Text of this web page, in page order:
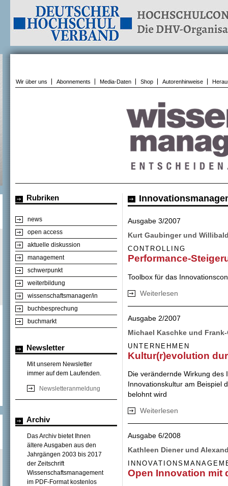
Wir über uns Abonnements Media-Daten Shop Autorenhinweise
Rubriken
news
open access
aktuelle diskussion
management
schwerpunkt
weiterbildung
wissenschaftsmanager/in
buchbesprechung
buchmarkt
Newsletter
Mit unserem Newsletter
immer auf dem Laufenden.
Newsletteranmeldung
Archiv
Das Archiv bietet Ihnen
ältere Ausgaben aus den
Jahrgängen 2003 bis 2017
der Zeitschrift
Wissenschaftsmanagement
im PDF-Format kostenlos
Ausgabe 3/2007
Kurt Gaubinger und
CONTROLLING
Performance-
Toolbox für das
Weiterlesen
Ausgabe 2/2007
Michael Kaschke und
UNTERNEHMEN
Kultur(r)evolution
Die verändernde Wirkung des
Innovationskultur am Beispiel
belohnt wird
Weiterlesen
Ausgabe 6/2008
Kathleen Diener und
Open Innovation mit